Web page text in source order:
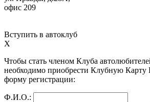
офис 209
Вступить в автоклуб
X
Чтобы стать членом Клуба
необходимо приобрести Клубную
форму регистрации:
Ф.И.О.: